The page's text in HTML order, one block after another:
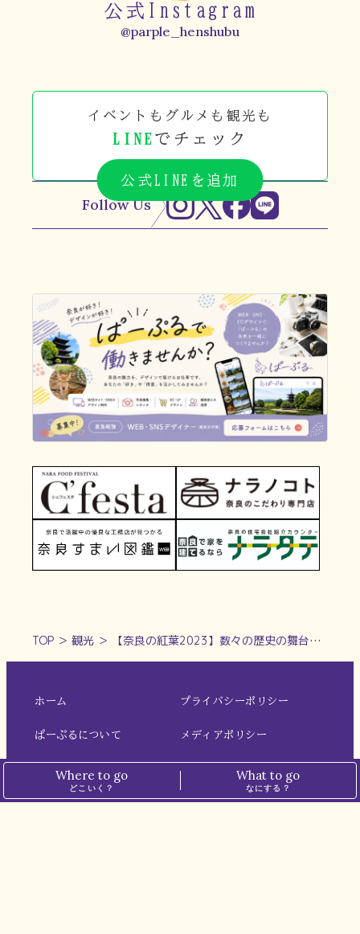
公式Instagram
@parple_henshubu
イベントもグルメも観光も
LINE でチェック
公式LINEを追加
Follow Us
TOP ＞ 観光 ＞ 【奈良の紅葉2023】数々の歴史の舞台となった「吉水神社」から望む一目千本の絶景｜奈良県吉野郡吉野町
Where to go
どこいく？
What to go
なにする？
ホーム
ぱーぷるについて
運営会社
プライバシーポリシー
メディアポリシー
お問い合わせ